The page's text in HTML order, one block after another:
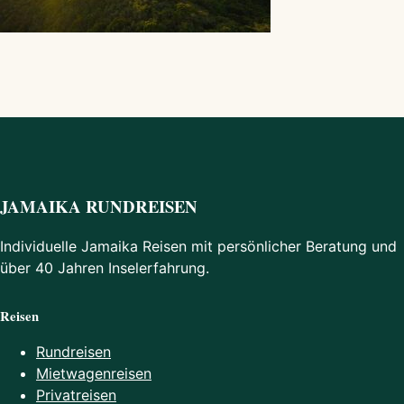
JAMAIKA RUNDREISEN
Individuelle Jamaika Reisen mit persönlicher Beratung und
über 40 Jahren Inselerfahrung.
Reisen
Rundreisen
Mietwagenreisen
Privatreisen